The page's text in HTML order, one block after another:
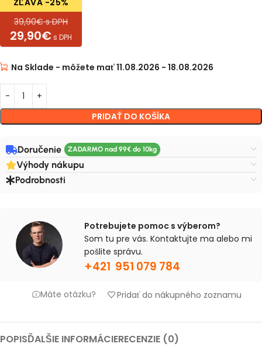
ZĽAVA -25%
39,90€ s DPH
29,90€s DPH
Na Sklade - môžete mať 11.08.2026 - 18.08.2026
PRIDAŤ DO KOŠÍKA
Doručenie
Výhody nákupu
Podrobnosti
Potrebujete pomoc s výberom?
Som tu pre vás. Kontaktujte ma alebo mi
pošlite správu.
+421 951 079 784
Máte otázku? Pridať do nákupného zoznamu
POPISĎALŠIE INFORMÁCIERECENZIE (0)